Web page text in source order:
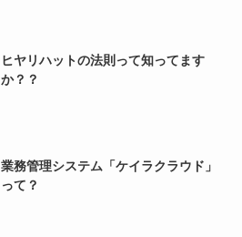
ヒヤリハットの法則って知ってます
か？？
業務管理システム「ケイラクラウド」
って？